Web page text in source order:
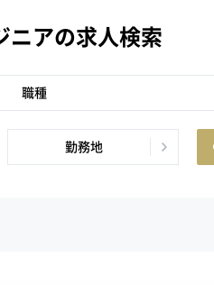
ニアの求人検索
職種
勤務地